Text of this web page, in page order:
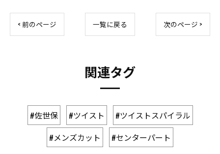
< 前のページ 一覧に戻る 次のページ >
関連タグ
#佐世保 #ツイスト
#ツイストスパイラル
#メンズカット
#センターパート